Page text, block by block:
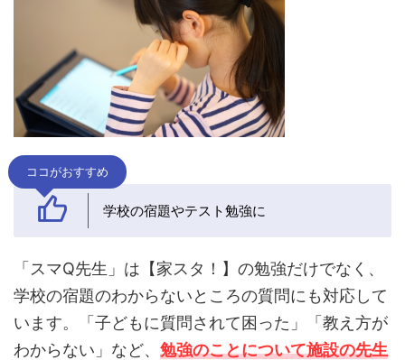
ココがおすすめ
学校の宿題やテスト勉強に
「スマQ先生」は【家スタ！】の勉強だけでなく、
学校の宿題のわからないところの質問にも対応して
います。「子どもに質問されて困った」「教え方が
わからない」など、 勉強のことについて施設の先生